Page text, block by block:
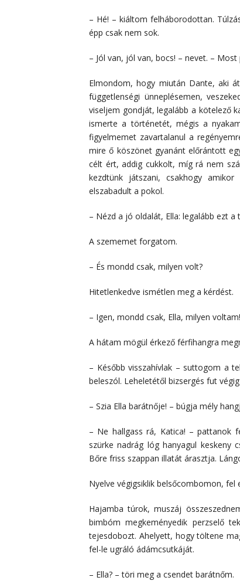
– Hé! – kiáltom felháborodottan.
épp csak nem sok.
– Jól van, jól van, bocs! – nevet. –
Elmondom, hogy miután Dante, aki
függetlenségi ünneplésemen,
viseljem gondját, legalább a kötelező
ismerte a történetét, mégis a
figyelmemet zavartalanul a
mire ő köszönet gyanánt előrántott
célt ért, addig cukkolt, míg rá nem
kezdtünk játszani, csakhogy
elszabadult a pokol.
– Nézd a jó oldalát, Ella: legalább ezt
A szememet forgatom.
– És mondd csak, milyen volt?
Hitetlenkedve ismétlen meg a kérdést.
– Igen, mondd csak, Ella, milyen voltam!
A hátam mögül érkező férfihangra
– Később visszahívlak – suttogom a
beleszól. Leheletétől bizsergés fut
– Szia Ella barátnője! – búgja mély
– Ne hallgass rá, Katica! – pattanok
szürke nadrág lóg hanyagul keskeny
Bőre friss szappan illatát árasztja.
Nyelve végigsiklik belsőcombomon,
Hajamba túrok, muszáj
bimbóm megkeményedik perzselő
tejesdobozt. Ahelyett, hogy töltene
fel-le ugráló ádámcsutkáját.
– Ella? – töri meg a csendet barátnőm.